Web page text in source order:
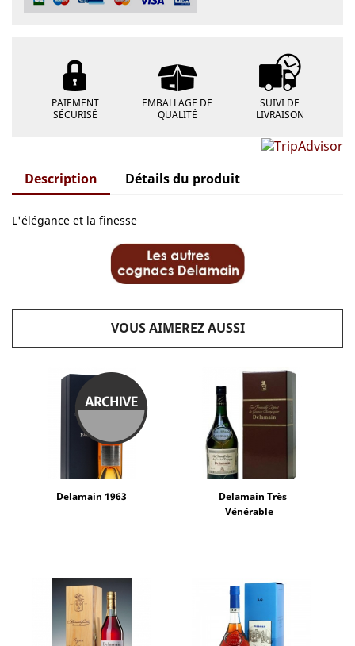
PAIEMENT
SÉCURISÉ
EMBALLAGE DE
QUALITÉ
SUIVI DE
LIVRAISON
Description Détails du produit
L'élégance et la finesse
VOUS AIMEREZ AUSSI
Delamain 1963
Delamain Très
Vénérable